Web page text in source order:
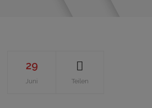
29
Juni Teilen